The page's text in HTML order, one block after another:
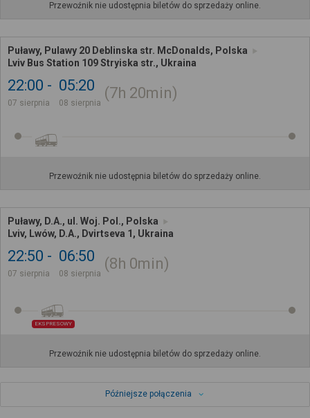
Przewoźnik nie udostępnia biletów do sprzedaży online.
Puławy, Pulawy 20 Deblinska str. McDonalds, Polska
Lviv Bus Station 109 Stryiska str., Ukraina
22:00
07 sierpnia
05:20
08 sierpnia
7h 20min
Przewoźnik nie udostępnia biletów do sprzedaży online.
Puławy, D.A., ul. Woj. Pol., Polska
Lviv, Lwów, D.A., Dvirtseva 1, Ukraina
22:50
07 sierpnia
06:50
08 sierpnia
8h 0min
EKSPRESOWY
Przewoźnik nie udostępnia biletów do sprzedaży online.
Późniejsze połączenia